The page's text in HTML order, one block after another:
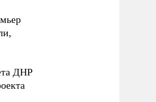
ДНР